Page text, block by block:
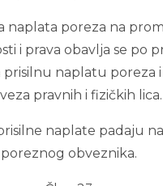
naplata poreza na
i prava obavlja se po
prisilnu naplatu poreza
pravnih i fizičkih lica.
naplate padaju
poreznog obveznika.